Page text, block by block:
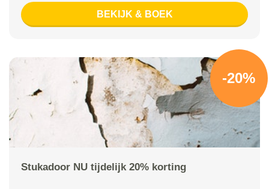
BEKIJK & BOEK
-20%
Stukadoor NU tijdelijk 20% korting